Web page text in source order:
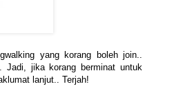
yang korang boleh join..
jika korang berminat untuk
lanjut.. Terjah!